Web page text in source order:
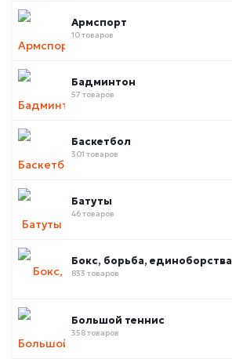
Армспорт
10 товаров
Бадминтон
57 товаров
Баскетбол
301 товаров
Батуты
46 товаров
Бокс, борьба, единоборства
833 товаров
Большой теннис
358 товаров